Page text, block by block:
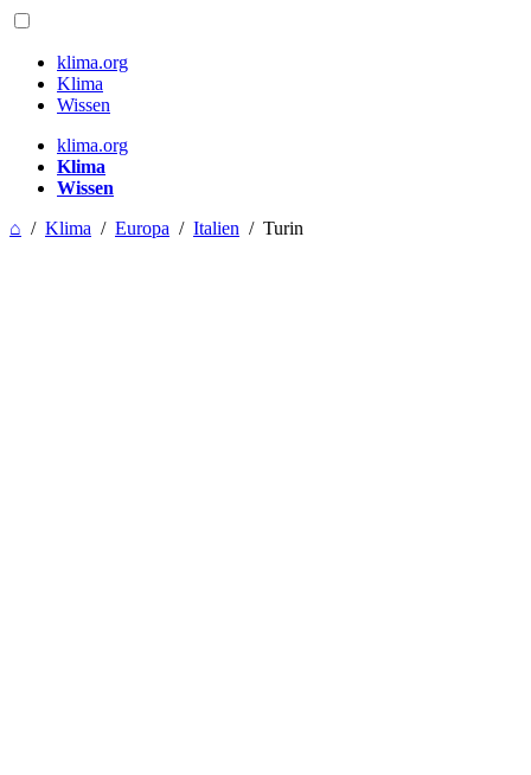
klima.org
Klima
Wissen
klima.org
Klima
Wissen
⌂ / Klima / Europa / Italien / Turin